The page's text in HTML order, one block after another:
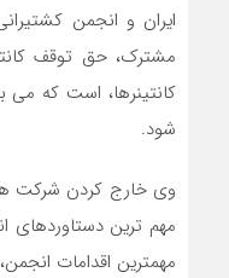
ایران و انجمن
مشترک، حق توقف
کانتینرها، است که
شود.
مهم ترین
مهمترین اقدامات